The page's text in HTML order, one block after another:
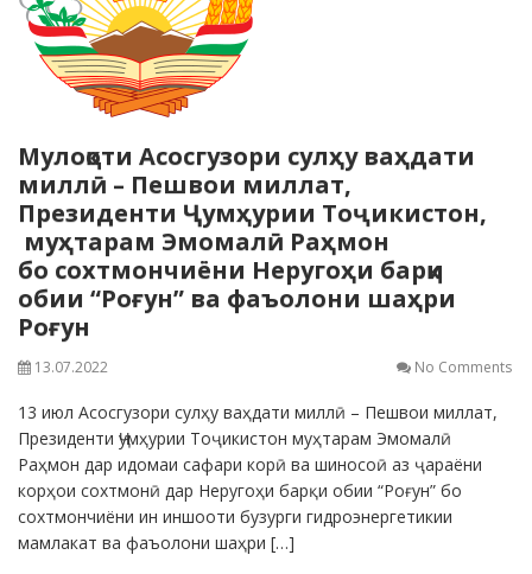
Мулоқоти Асосгузори сулҳу ваҳдати
миллӣ – Пешвои миллат,
Президенти Ҷумҳурии Тоҷикистон,
муҳтарам Эмомалӣ Раҳмон
бо сохтмончиёни Неругоҳи барқи
обии “Роғун” ва фаъолони шаҳри
Роғун
13.07.2022 No Comments
13 июл Асосгузори сулҳу ваҳдати миллӣ – Пешвои миллат,
Президенти Ҷумҳурии Тоҷикистон муҳтарам Эмомалӣ
Раҳмон дар идомаи сафари корӣ ва шиносоӣ аз ҷараёни
корҳои сохтмонӣ дар Неругоҳи барқи обии “Роғун” бо
сохтмончиёни ин иншооти бузурги гидроэнергетикии
мамлакат ва фаъолони шаҳри […]